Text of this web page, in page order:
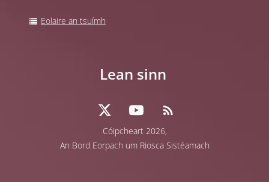
Eolaire an tsuímh
Cóipcheart 2026,
An Bord Eorpach um Riosca Sistéamach
Lean sinn